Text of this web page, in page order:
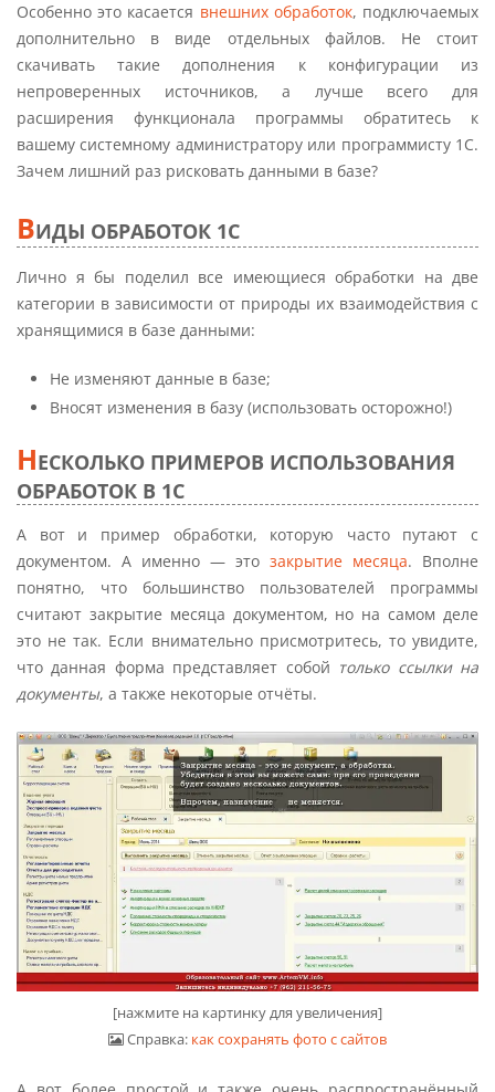
Особенно это касается внешних обработок, подключаемых
дополнительно в виде отдельных файлов. Не стоит
скачивать такие дополнения к конфигурации из
непроверенных источников, а лучше всего для
расширения функционала программы обратитесь к
вашему системному администратору или программисту 1С.
Зачем лишний раз рисковать данными в базе?
ВИДЫ ОБРАБОТОК 1С
Лично я бы поделил все имеющиеся обработки на две
категории в зависимости от природы их взаимодействия с
хранящимися в базе данными:
Не изменяют данные в базе;
Вносят изменения в базу (использовать осторожно!)
НЕСКОЛЬКО ПРИМЕРОВ ИСПОЛЬЗОВАНИЯ
ОБРАБОТОК В 1С
А вот и пример обработки, которую часто путают с
документом. А именно — это закрытие месяца. Вполне
понятно, что большинство пользователей программы
считают закрытие месяца документом, но на самом деле
это не так. Если внимательно присмотритесь, то увидите,
что данная форма представляет собой только ссылки на
документы, а также некоторые отчёты.
[нажмите на картинку для увеличения]
Справка: как сохранять фото с сайтов